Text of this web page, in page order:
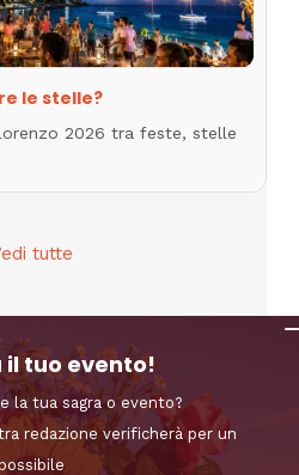
le stelle?
2026 tra feste, stelle
tutte
il tuo evento!
la tua sagra o evento?
redazione verificherà per un